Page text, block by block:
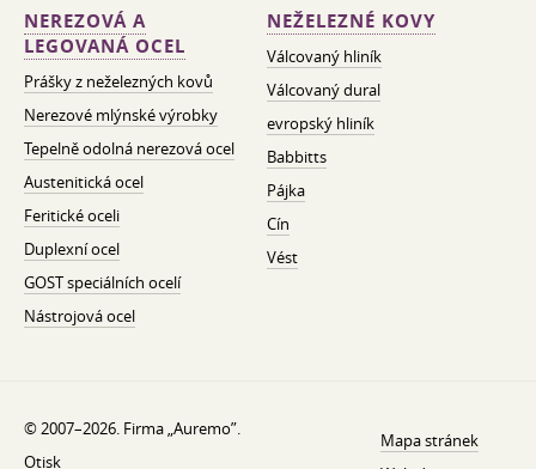
NEREZOVÁ A
LEGOVANÁ OCEL
Prášky z neželezných kovů
Nerezové mlýnské výrobky
Tepelně odolná nerezová ocel
Austenitická ocel
Feritické oceli
Duplexní ocel
GOST speciálních ocelí
Nástrojová ocel
NEŽELEZNÉ KOVY
Válcovaný hliník
Válcovaný dural
evropský hliník
Babbitts
Pájka
Cín
Vést
© 2007–2026. Firma „Auremo”.
Otisk
Mapa stránek